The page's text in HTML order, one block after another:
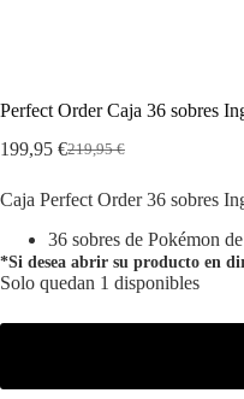
Perfect Order Caja 36 sobres
219,95€
El
original
219,95 €.
199,95 €El
actual
199,95 €.
Caja Perfect Order 36 sobres
36 sobres de Pokémon
*Si desea abrir su producto en
Solo quedan 1 disponibles